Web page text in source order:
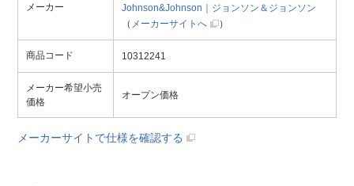
メーカー
Johnson&Johnson｜ジョンソン＆ジョンソン
（ メーカーサイトへ ）
商品コード 10312241
メーカー希望小売
価格
オープン価格
メーカーサイトで仕様を確認する